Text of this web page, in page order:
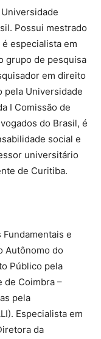
Possui mestrado
especialista em
grupo de pesquisa
em direito
pela Universidade
I Comissão de
do Brasil, é
social e
universitário
de Curitiba.
e
Autônomo do
Público pela
de Coimbra –
pela
Especialista em
da